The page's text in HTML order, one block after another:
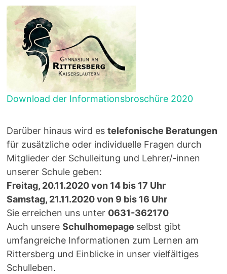
Download der Informationsbroschüre 2020
Darüber hinaus wird estelefonische Beratungen
für zusätzliche oder individuelle Fragen durch
Mitglieder der Schulleitung und Lehrer/-innen
unserer Schule geben:
Freitag, 20.11.2020 von 14 bis 17 Uhr
Samstag, 21.11.2020 von 9 bis 16 Uhr
Sie erreichen uns unter 0631-362170
Auch unsereSchulhomepage selbst gibt
umfangreiche Informationen zum Lernen am
Rittersberg und Einblicke in unser vielfältiges
Schulleben.